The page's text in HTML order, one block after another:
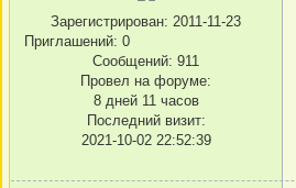
Зарегистрирован: 2011-11-23
Приглашений: 0
Сообщений: 911
Провел на форуме:
8 дней 11 часов
Последний визит:
2021-10-02 22:52:39